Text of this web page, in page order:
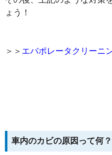
ょう！
＞＞ エバポレータクリーニ
車内のカビの原因って何